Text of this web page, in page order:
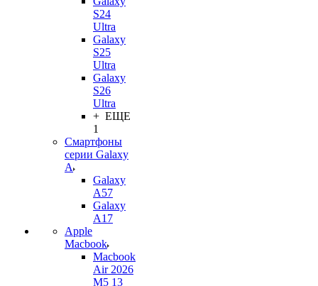
S24
Ultra
Galaxy
S25
Ultra
Galaxy
S26
Ultra
+ ЕЩЕ
1
Смартфоны
серии Galaxy
A
Galaxy
A57
Galaxy
A17
Apple
Macbook
Macbook
Air 2026
M5 13